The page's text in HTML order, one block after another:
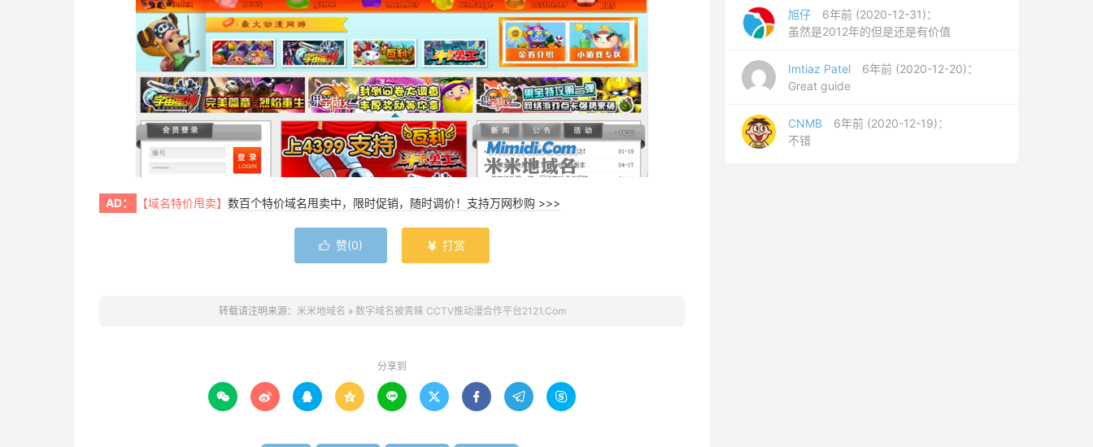
AD： 【域名特价甩卖】 数百个特价域名甩卖中，限时促销，随时调价！支持万网秒购 >>>
 赞(0)  打赏
转载请注明来源： 米米地域名 » 数字域名被青睐 CCTV推动漫合作平台2121.Com
分享到
        
旭仔
6年前 (2020-12-31)：
虽然是2012年的但是还是有价值
Imtiaz Patel
6年前 (2020-12-20)：
Great guide
CNMB
6年前 (2020-12-19)：
不错